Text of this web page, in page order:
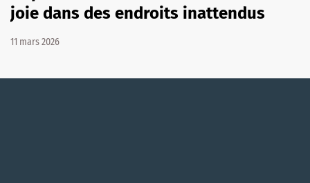
joie dans des endroits inattendus
11 mars 2026